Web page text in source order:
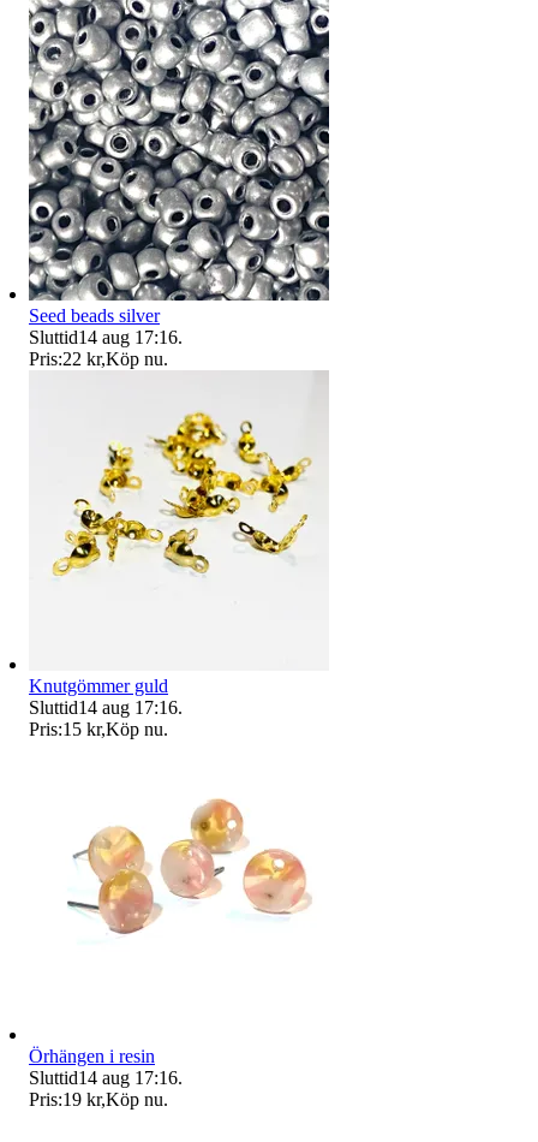
Seed beads silver
Sluttid14 aug 17:16.
Pris:22 kr,Köp nu.
Knutgömmer guld
Sluttid14 aug 17:16.
Pris:15 kr,Köp nu.
Örhängen i resin
Sluttid14 aug 17:16.
Pris:19 kr,Köp nu.